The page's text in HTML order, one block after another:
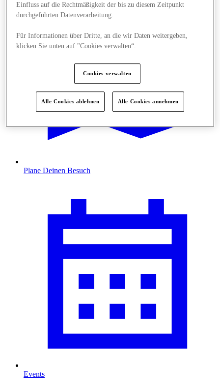
Plane Deinen Besuch
Events
Einfluss auf die Rechtmäßigkeit der bis zu diesem Zeitpunkt
durchgeführten Datenverarbeitung.
Für Informationen über Dritte, an die wir Daten weitergeben,
klicken Sie unten auf "Cookies verwalten“.
Cookies verwalten
Alle Cookies ablehnen Alle Cookies annehmen